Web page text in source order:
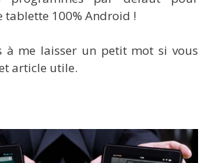
tablette 100% Android !
à me laisser un petit mot si vous
article utile.